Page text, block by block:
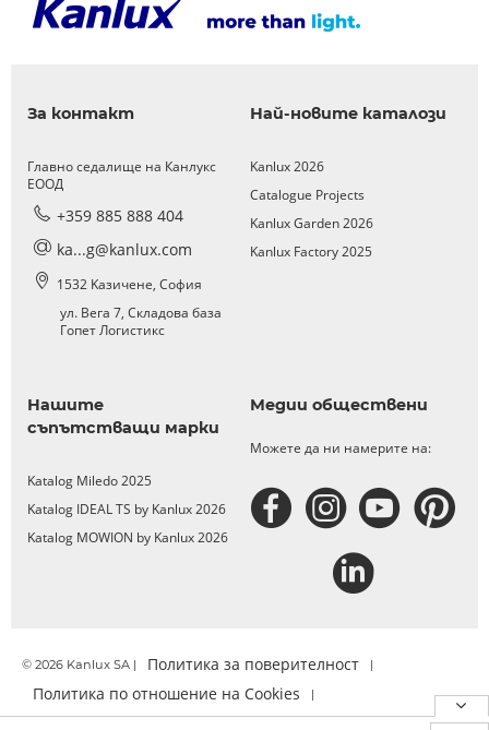
За контакт
Главно седалище на Канлукс
ЕООД
+359 885 888 404
ka...g@kanlux.com
1532 Kазичене, София
ул. Вега 7, Складова база
Гопет Логистикс
Най-новите каталози
Kanlux 2026
Catalogue Projects
Kanlux Garden 2026
Kanlux Factory 2025
Нашите
съпътстващи марки
Katalog Miledo 2025
Katalog IDEAL TS by Kanlux 2026
Katalog MOWION by Kanlux 2026
Медии обществени
Можете да ни намерите на:
© 2026 Kanlux SA | Политика за поверителност |
Политика по отношение на Cookies |
Официално уведомление